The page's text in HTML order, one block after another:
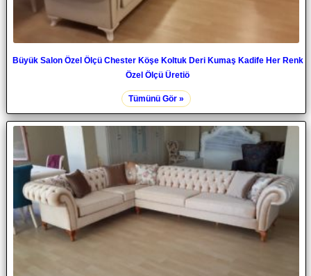
Büyük Salon Özel Ölçü Chester Köşe Koltuk Deri Kumaş Kadife Her Renk
Özel Ölçü Üretiö
Tümünü Gör »